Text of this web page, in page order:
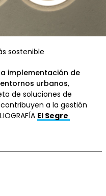
sostenible
implementación de
urbanos,
de soluciones de
a la gestión
El Segre